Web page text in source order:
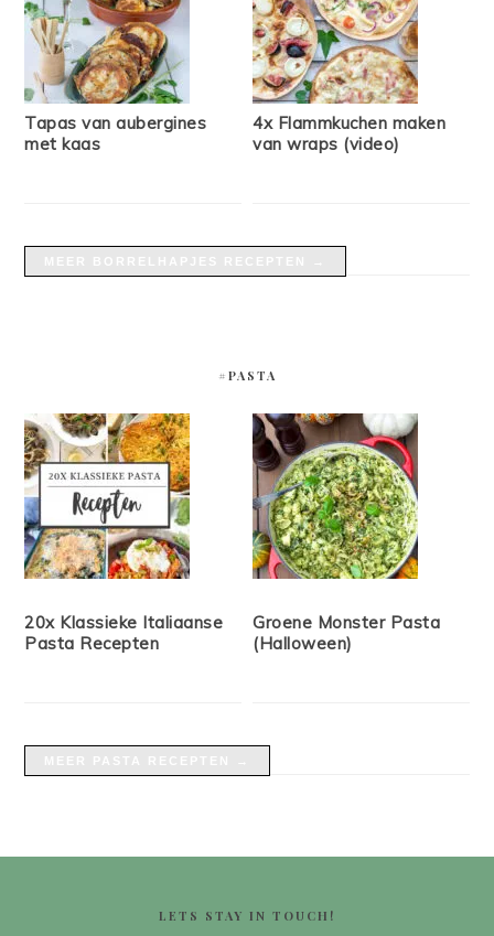
Tapas van aubergines
met kaas
4x Flammkuchen maken
van wraps (video)
#PASTA
20x Klassieke Italiaanse
Pasta Recepten
Groene Monster Pasta
(Halloween)
LETS STAY IN TOUCH!